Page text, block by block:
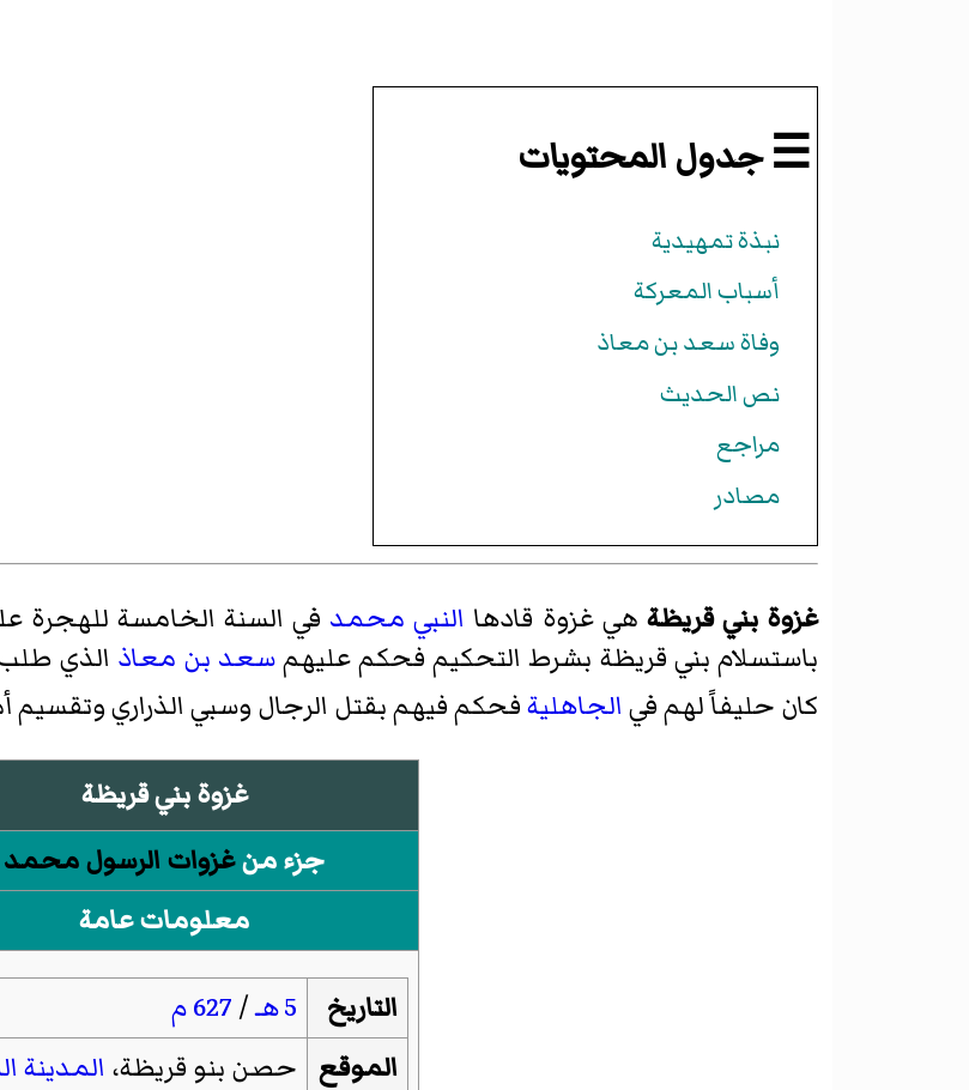
☰ جدول المحتويات
نبذة تمهيدية
أسباب المعركة
وفاة سعد بن معاذ
نص الحديث
مراجع
مصادر
غزوة بني قريظة هي غزوة قادها النبي محمد في السنة الخامسة للهجرة
باستسلام بني قريظة بشرط التحكيم فحكم عليهمسعد بن معاذ الذي
كان حليفاً لهم في الجاهليةفحكم فيهم بقتل الرجال وسبي الذراري وتقسيم
غزوة بني قريظة
جزء منغزوات الرسول محمد
معلومات عامة
التاريخ 5 هـ /627 م
الموقع حصن بنو قريظة، المدينة